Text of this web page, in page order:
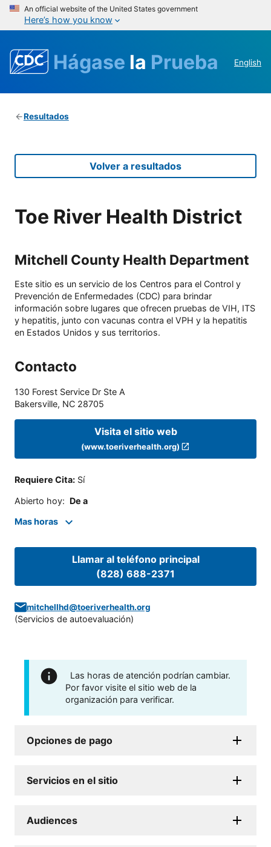
An official website of the United States government
Here’s how you know
Hágase la Prueba English
Resultados
Volver a resultados
Toe River Health District
Mitchell County Health Department
Este sitio es un servicio de los Centros para el Control y
Prevención de Enfermedades (CDC) para brindar
información sobre lugares que ofrecen pruebas de VIH, ITS
y hepatitis, junto con vacunas contra el VPH y la hepatitis
en Estados Unidos y sus territorios.
Contacto
130 Forest Service Dr Ste A
Bakersville, NC 28705
Visita el sitio web
(www.toeriverhealth.org)
Requiere Cita: Sí
Abierto hoy: De a
Mas horas
Llamar al teléfono principal
(828) 688-2371
mitchellhd@toeriverhealth.org
(Servicios de autoevaluación)
Las horas de atención podrían cambiar.
Por favor visite el sitio web de la
organización para verificar.
Opciones de pago
Servicios en el sitio
Audiences